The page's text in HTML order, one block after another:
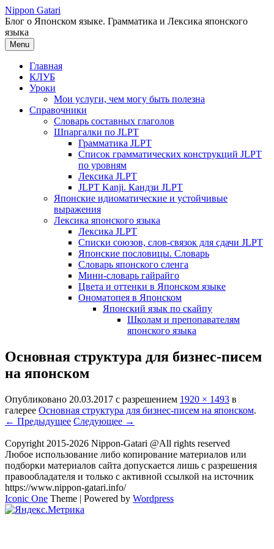
Перейти
к
содержимому
Nippon Gatari
Блог о Японском языке. Грамматика и Лексика японского
языка
Menu
Главная
КЛУБ
Уроки
Мои услуги, чем могу быть полезна
Справочники
Словарь составных глаголов
Шпаргалки по JLPT
Грамматика JLPT
Список грамматических конструкций JLPT
по уровням
Лексика JLPT
JLPT Kanji. Кандзи JLPT
Японские идиоматические и устойчивые
выражения
Лексика японского языка
Лексика JLPT
Списки союзов, слов-связок для сдачи JLPT
Японские пословицы. Словарь
Словарь японского сленга
Мини-словарь гайрайго
Цвета и оттенки в Японском языке
Ономатопея в Японском
Японский язык по скайпу
Школам и препопавателям
японского языка
Основная структура для бизнес-писем
на японском
Опубликовано 20.03.2017 с разрешением 1920 × 1493 в
галерее Основная структура для бизнес-писем на японском.
← Предыдущее Следующее →
Copyright 2015-2026 Nippon-Gatari @All rights reserved
Любое использование либо копирование материалов или
подборки материалов сайта допускается лишь с разрешения
правообладателя и только с активной ссылкой на источник
https://www.nippon-gatari.info/
Iconic One Theme | Powered by Wordpress